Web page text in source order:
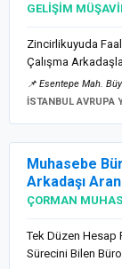
GELİŞİM
Zincirlikuyuda
Çalışma
📌 Esentepe Mah.
İSTANBUL AVRUPA
Muhasebe
Arkadaşı
ÇORMAN
Tek Düzen Hesap
Sürecini Bilen